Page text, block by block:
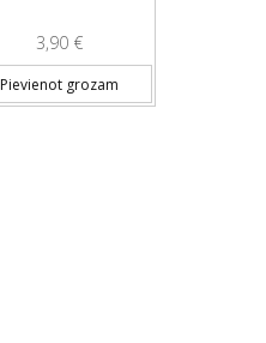
3,90 €
Pievienot grozam